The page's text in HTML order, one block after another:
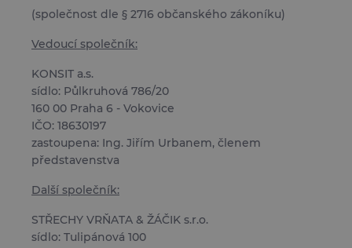
(společnost dle § 2716 občanského zákoníku)
Vedoucí společník:
KONSIT a.s.
sídlo: Půlkruhová 786/20
160 00 Praha 6 - Vokovice
IČO: 18630197
zastoupena: Ing. Jiřím Urbanem, členem
představenstva
Další společník:
STŘECHY VRŇATA & ŽÁČIK s.r.o.
sídlo: Tulipánová 100